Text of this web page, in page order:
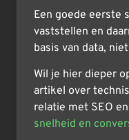
Een goede eerste
vaststellen en
basis van data,
Wil je hier dieper
artikel over
relatie met SEO
snelheid en